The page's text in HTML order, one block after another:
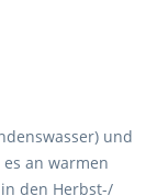
und
an warmen
den Herbst-/